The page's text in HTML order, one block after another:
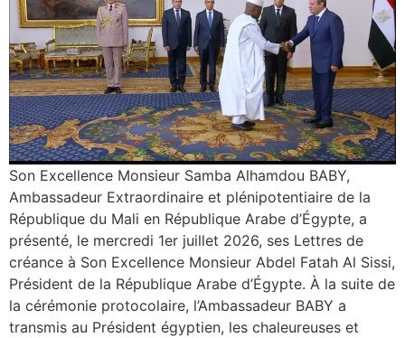
Son Excellence Monsieur Samba Alhamdou BABY,
Ambassadeur Extraordinaire et plénipotentiaire de la
République du Mali en République Arabe d’Égypte, a
présenté, le mercredi 1er juillet 2026, ses Lettres de
créance à Son Excellence Monsieur Abdel Fatah Al Sissi,
Président de la République Arabe d’Égypte. À la suite de
la cérémonie protocolaire, l’Ambassadeur BABY a
transmis au Président égyptien, les chaleureuses et